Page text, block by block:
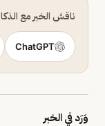
ناقش الخبر مع
ChatGPT
وَرَد في الخبر